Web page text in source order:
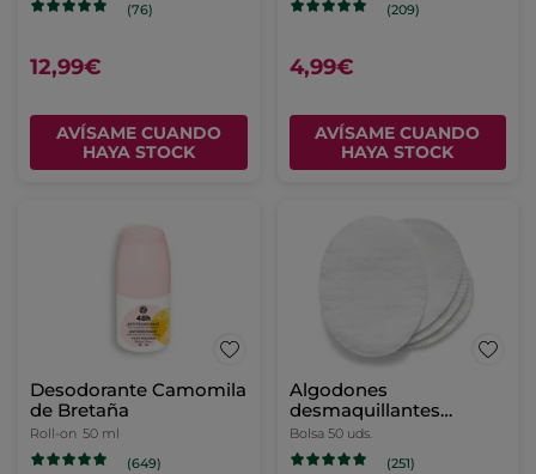
(76)
12,99€
AVÍSAME CUANDO
HAYA STOCK
(209)
4,99€
AVÍSAME CUANDO
HAYA STOCK
Desodorante Camomila
de Bretaña
Roll-on 50 ml
(649)
Algodones
desmaquillantes
orgánicos
Bolsa 50 uds.
(251)